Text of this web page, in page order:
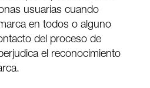
usuarias cuando
en todos o alguno
del proceso de
el reconocimiento